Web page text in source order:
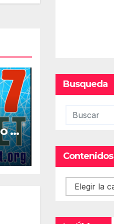
la
Busqueda
Contenidos
Contenidos